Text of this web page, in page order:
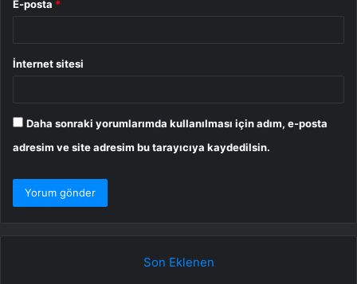
E-posta *
İnternet sitesi
Daha sonraki yorumlarımda kullanılması için adım, e-posta
adresim ve site adresim bu tarayıcıya kaydedilsin.
Son Eklenen